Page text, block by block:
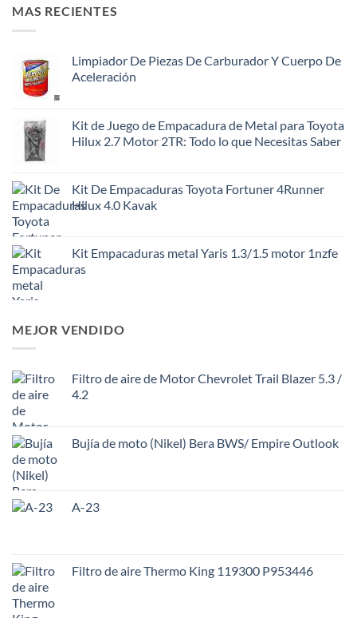
MAS RECIENTES
Limpiador De Piezas De Carburador Y Cuerpo De
Aceleración
Kit de Juego de Empacadura de Metal para Toyota
Hilux 2.7 Motor 2TR: Todo lo que Necesitas Saber
Kit De Empacaduras Toyota Fortuner 4Runner
Hilux 4.0 Kavak
Kit Empacaduras metal Yaris 1.3/1.5 motor 1nzfe
MEJOR VENDIDO
Filtro de aire de Motor Chevrolet Trail Blazer 5.3 /
4.2
Bujía de moto (Nikel) Bera BWS/ Empire Outlook
A-23
Filtro de aire Thermo King 119300 P953446